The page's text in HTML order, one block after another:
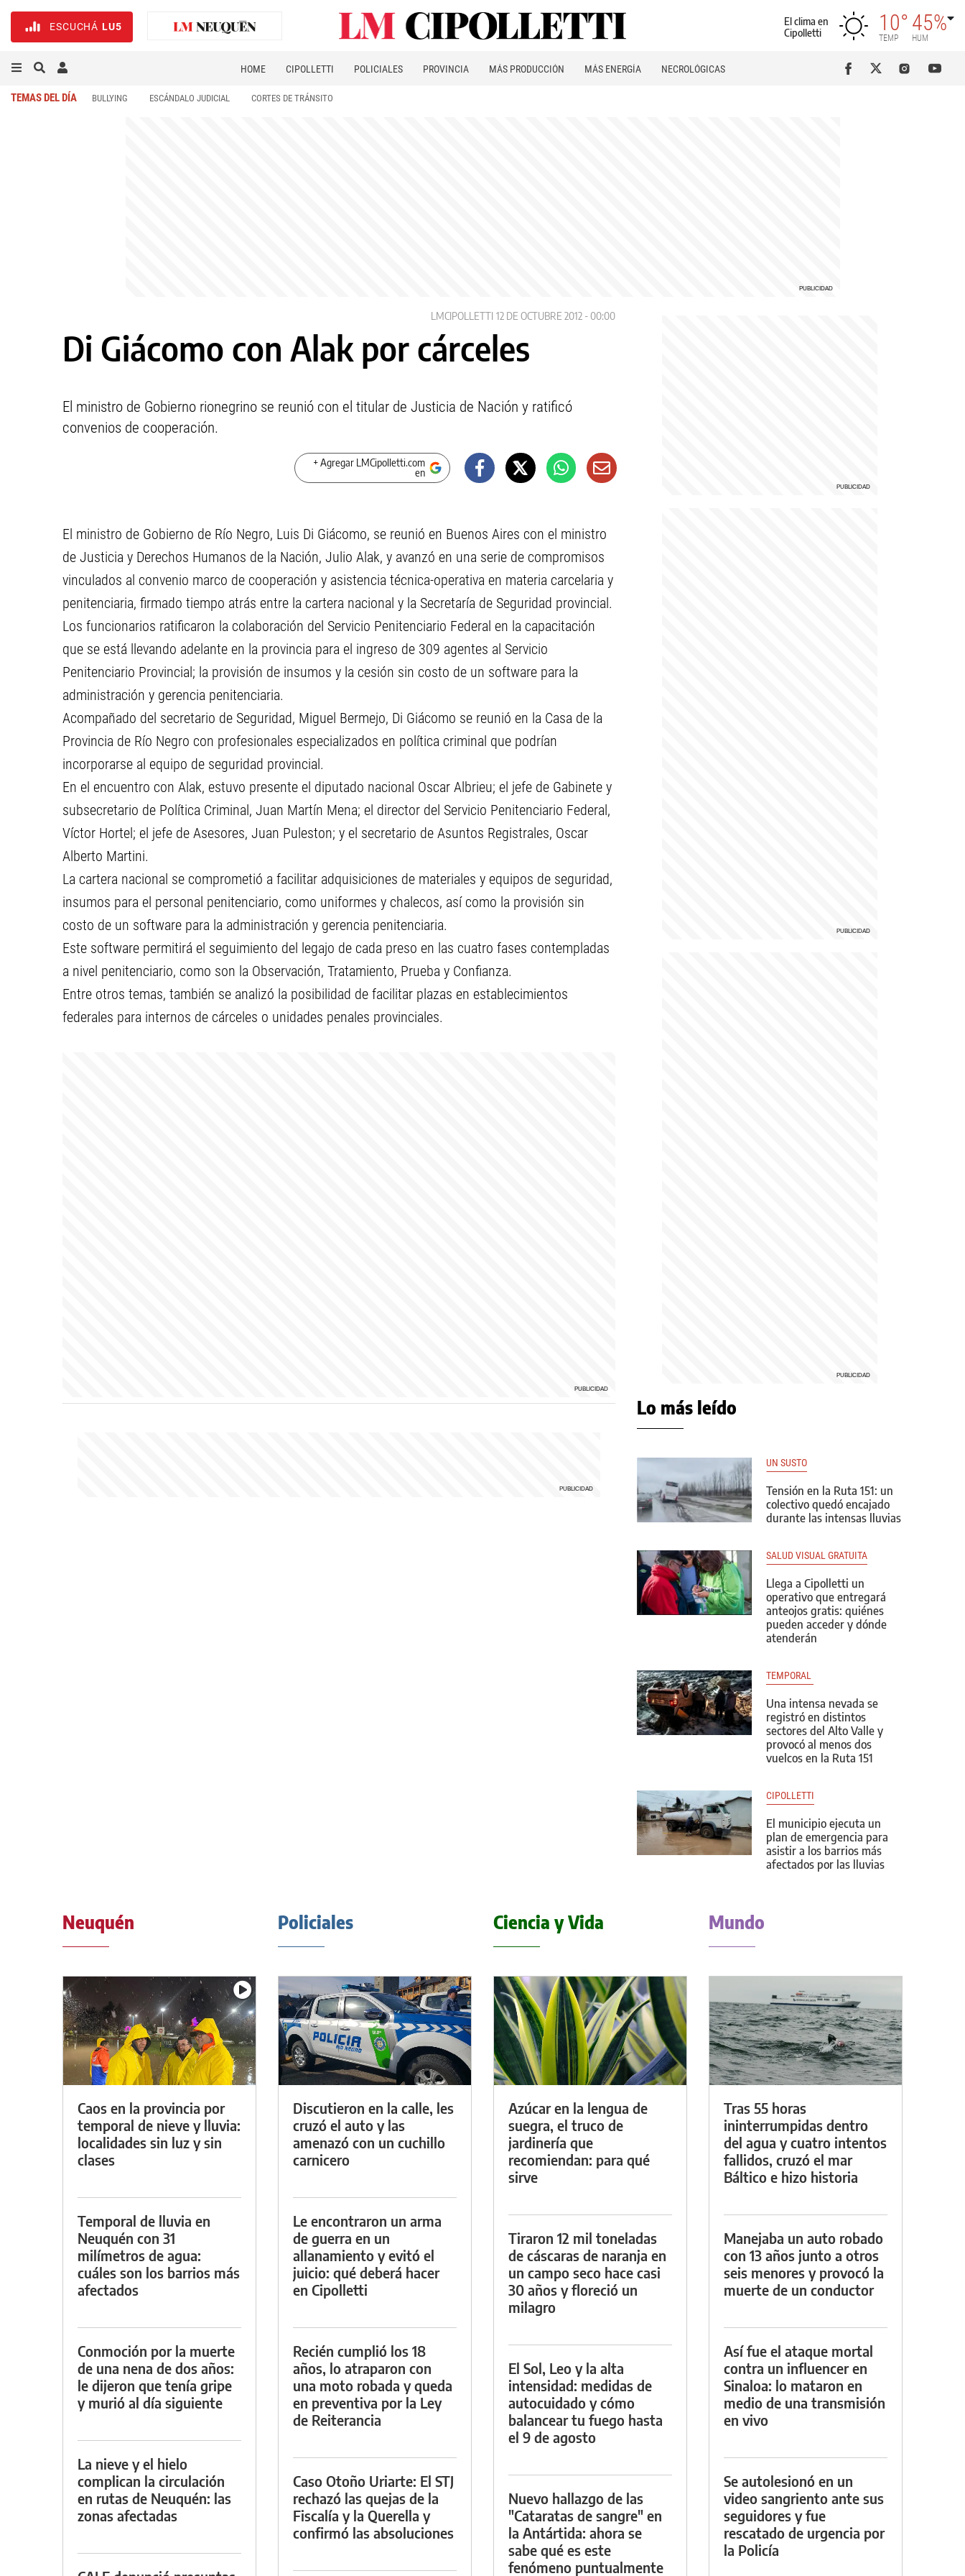
ESCUCHÁ LU5
El clima en
Cipolletti
10°
TEMP
45%
HUM
HOME CIPOLLETTI POLICIALES PROVINCIA MÁS PRODUCCIÓN MÁS ENERGÍA NECROLÓGICAS
TEMAS DEL DÍA BULLYING ESCÁNDALO JUDICIAL CORTES DE TRÁNSITO
LMCIPOLLETTI 12 DE OCTUBRE 2012 - 00:00
Di Giácomo con Alak por cárceles
El ministro de Gobierno rionegrino se reunió con el titular de Justicia de Nación y ratificó
convenios de cooperación.
+ Agregar LMCipolletti.com
en
El ministro de Gobierno de Río Negro, Luis Di Giácomo, se reunió en Buenos Aires con el ministro
de Justicia y Derechos Humanos de la Nación, Julio Alak, y avanzó en una serie de compromisos
vinculados al convenio marco de cooperación y asistencia técnica-operativa en materia carcelaria y
penitenciaria, firmado tiempo atrás entre la cartera nacional y la Secretaría de Seguridad provincial.
Los funcionarios ratificaron la colaboración del Servicio Penitenciario Federal en la capacitación
que se está llevando adelante en la provincia para el ingreso de 309 agentes al Servicio
Penitenciario Provincial; la provisión de insumos y la cesión sin costo de un software para la
administración y gerencia penitenciaria.
Acompañado del secretario de Seguridad, Miguel Bermejo, Di Giácomo se reunió en la Casa de la
Provincia de Río Negro con profesionales especializados en política criminal que podrían
incorporarse al equipo de seguridad provincial.
En el encuentro con Alak, estuvo presente el diputado nacional Oscar Albrieu; el jefe de Gabinete y
subsecretario de Política Criminal, Juan Martín Mena; el director del Servicio Penitenciario Federal,
Víctor Hortel; el jefe de Asesores, Juan Puleston; y el secretario de Asuntos Registrales, Oscar
Alberto Martini.
La cartera nacional se comprometió a facilitar adquisiciones de materiales y equipos de seguridad,
insumos para el personal penitenciario, como uniformes y chalecos, así como la provisión sin
costo de un software para la administración y gerencia penitenciaria.
Este software permitirá el seguimiento del legajo de cada preso en las cuatro fases contempladas
a nivel penitenciario, como son la Observación, Tratamiento, Prueba y Confianza.
Entre otros temas, también se analizó la posibilidad de facilitar plazas en establecimientos
federales para internos de cárceles o unidades penales provinciales.
Lo más leído
UN SUSTO
Tensión en la Ruta 151: un
colectivo quedó encajado
durante las intensas lluvias
SALUD VISUAL GRATUITA
Llega a Cipolletti un
operativo que entregará
anteojos gratis: quiénes
pueden acceder y dónde
atenderán
TEMPORAL
Una intensa nevada se
registró en distintos
sectores del Alto Valle y
provocó al menos dos
vuelcos en la Ruta 151
CIPOLLETTI
El municipio ejecuta un
plan de emergencia para
asistir a los barrios más
afectados por las lluvias
Neuquén
Caos en la provincia por
temporal de nieve y lluvia:
localidades sin luz y sin
clases
Temporal de lluvia en
Neuquén con 31
milímetros de agua:
cuáles son los barrios más
afectados
Conmoción por la muerte
de una nena de dos años:
le dijeron que tenía gripe
y murió al día siguiente
La nieve y el hielo
complican la circulación
en rutas de Neuquén: las
zonas afectadas
Policiales
Discutieron en la calle, les
cruzó el auto y las
amenazó con un cuchillo
carnicero
Le encontraron un arma
de guerra en un
allanamiento y evitó el
juicio: qué deberá hacer
en Cipolletti
Recién cumplió los 18
años, lo atraparon con
una moto robada y queda
en preventiva por la Ley
de Reiterancia
Caso Otoño Uriarte: El STJ
rechazó las quejas de la
Fiscalía y la Querella y
confirmó las absoluciones
Ciencia y Vida
Azúcar en la lengua de
suegra, el truco de
jardinería que
recomiendan: para qué
sirve
Tiraron 12 mil toneladas
de cáscaras de naranja en
un campo seco hace casi
30 años y floreció un
milagro
El Sol, Leo y la alta
intensidad: medidas de
autocuidado y cómo
balancear tu fuego hasta
el 9 de agosto
Nuevo hallazgo de las
"Cataratas de sangre" en
la Antártida: ahora se
sabe qué es este
fenómeno puntualmente
Mundo
Tras 55 horas
ininterrumpidas dentro
del agua y cuatro intentos
fallidos, cruzó el mar
Báltico e hizo historia
Manejaba un auto robado
con 13 años junto a otros
seis menores y provocó la
muerte de un conductor
Así fue el ataque mortal
contra un influencer en
Sinaloa: lo mataron en
medio de una transmisión
en vivo
Se autolesionó en un
video sangriento ante sus
seguidores y fue
rescatado de urgencia por
la Policía